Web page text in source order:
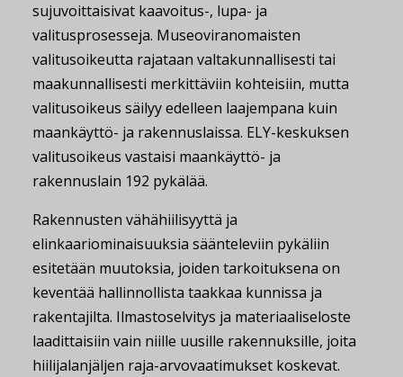
sujuvoittaisivat kaavoitus-, lupa- ja
valitusprosesseja. Museoviranomaisten
valitusoikeutta rajataan valtakunnallisesti tai
maakunnallisesti merkittäviin kohteisiin, mutta
valitusoikeus säilyy edelleen laajempana kuin
maankäyttö- ja rakennuslaissa. ELY-keskuksen
valitusoikeus vastaisi maankäyttö- ja
rakennuslain 192 pykälää.
Rakennusten vähähiilisyyttä ja
elinkaariominaisuuksia säänteleviin pykäliin
esitetään muutoksia, joiden tarkoituksena on
keventää hallinnollista taakkaa kunnissa ja
rakentajilta. Ilmastoselvitys ja materiaaliseloste
laadittaisiin vain niille uusille rakennuksille, joita
hiilijalanjäljen raja-arvovaatimukset koskevat.